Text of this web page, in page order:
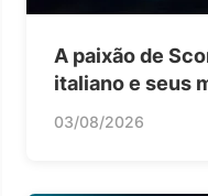
A paixão de
italiano e seus
03/08/2026